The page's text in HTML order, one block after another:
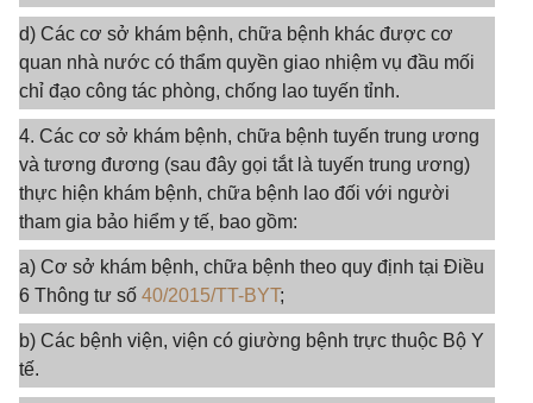
d) Các cơ sở khám bệnh, chữa bệnh khác được cơ
quan nhà nước có thẩm quyền giao nhiệm vụ đầu mối
chỉ đạo công tác phòng, chống lao tuyến tỉnh.
4. Các cơ sở khám bệnh, chữa bệnh tuyến trung ương
và tương đương (sau đây gọi tắt là tuyến trung ương)
thực hiện khám bệnh, chữa bệnh lao đối với người
tham gia bảo hiểm y tế, bao gồm:
a) Cơ sở khám bệnh, chữa bệnh theo quy định tại Điều
6 Thông tư số 40/2015/TT-BYT;
b) Các bệnh viện, viện có giường bệnh trực thuộc Bộ Y
tế.